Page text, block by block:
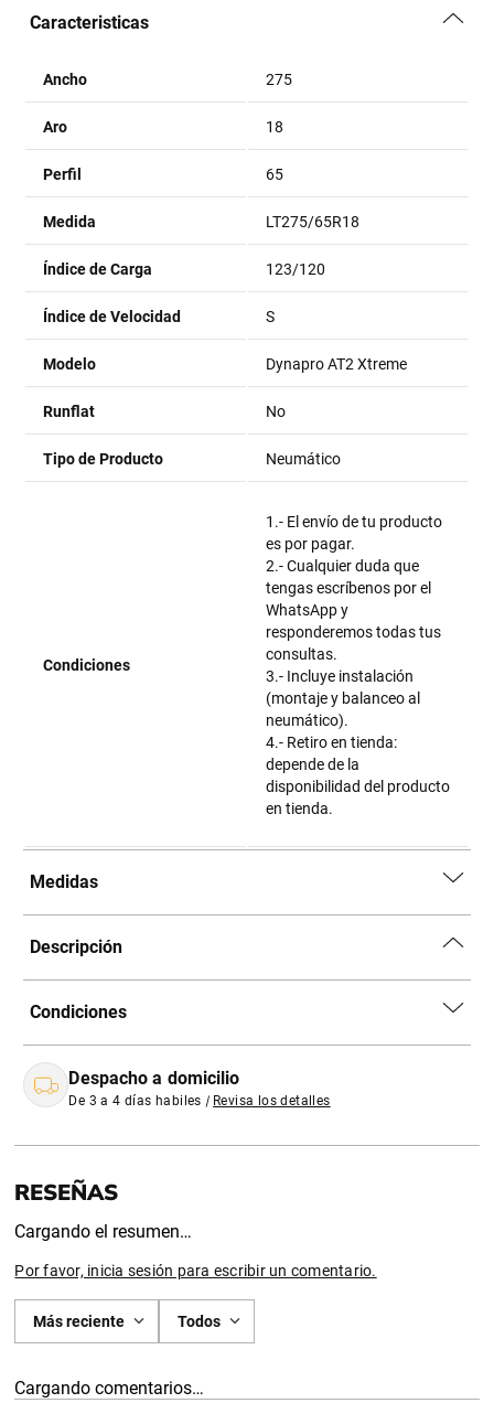
Caracteristicas
Ancho 275
Aro 18
Perfil 65
Medida LT275/65R18
Índice de Carga 123/120
Índice de Velocidad S
Modelo Dynapro AT2 Xtreme
Runflat No
Tipo de Producto Neumático
Condiciones
1.- El envío de tu producto
es por pagar.
2.- Cualquier duda que
tengas escríbenos por el
WhatsApp y
responderemos todas tus
consultas.
3.- Incluye instalación
(montaje y balanceo al
neumático).
4.- Retiro en tienda:
depende de la
disponibilidad del producto
en tienda.
Medidas
Descripción
Condiciones
Despacho a domicilio
De 3 a 4 días habiles | Revisa los detalles
Cargando el resumen…
Por favor, inicia sesión para escribir un comentario.
Más reciente Todos
Cargando comentarios…